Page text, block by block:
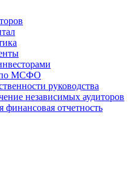
по МСФО
руководства
независимых аудиторов
финансовая отчетность